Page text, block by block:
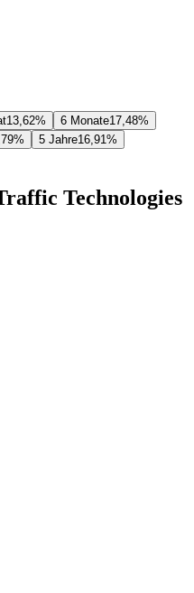
13,62% 6 Monate17,48%
5 Jahre16,91%
Technologies